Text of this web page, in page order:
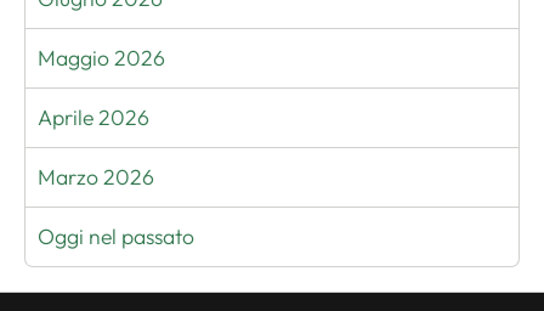
Maggio 2026
Aprile 2026
Marzo 2026
Oggi nel passato